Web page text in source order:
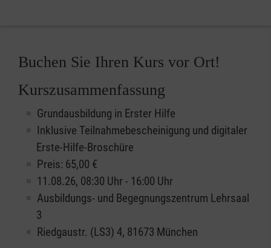
Buchen Sie Ihren Kurs vor Ort!
Kurszusammenfassung
Grundausbildung in Erster Hilfe
Inklusive Teilnahmebescheinigung und digitaler
Erste-Hilfe-Broschüre
Preis: 65,00 €
11.08.26, 08:30 Uhr - 16:00 Uhr
Ausbildungs- und Begegnungszentrum Lehrsaal
3
Riedgaustr. (LS3) 4, 81673 München